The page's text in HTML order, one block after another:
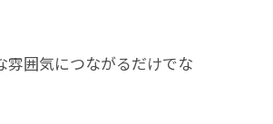
雰囲気につながるだけでな